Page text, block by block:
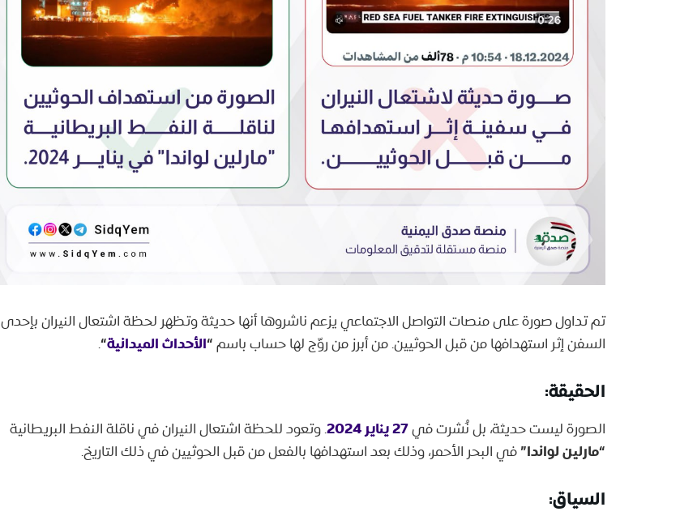
تم تداول صورة على منصات التواصل الاجتماعي يزعم ناشروها أنها حديثة وتظهر لحظة اشتعال النيران بإحدى
السفن إثر استهدافها من قبل الحوثيين. من أبرز من روّج لها حساب باسم“الأحداث الميدانية“
.
الحقيقة:
الصورة ليست حديثة، بل نُشرت في27 يناير 2024 . وتعود للحظة اشتعال النيران في ناقلة النفط البريطانية
“مارلين لواندا”في البحر الأحمر، وذلك بعد استهدافها بالفعل من قبل الحوثيين في ذلك التاريخ.
السياق: